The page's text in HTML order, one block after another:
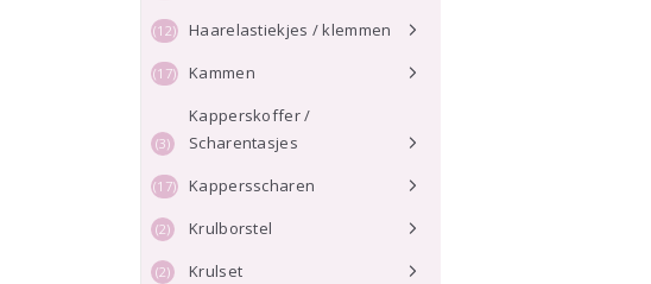
Haarelastiekjes / klemmen
(12)
Kammen
(17)
Kapperskoffer /
Scharentasjes
(3)
Kappersscharen
(17)
Krulborstel
(2)
Krulset
(2)